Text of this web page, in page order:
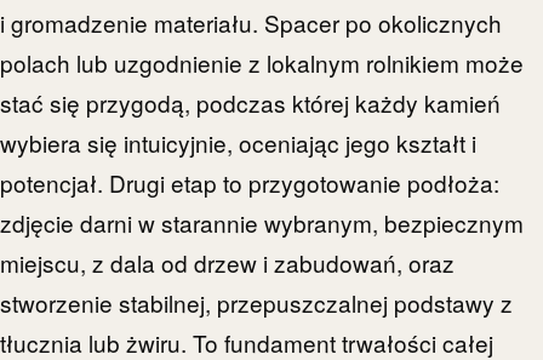
i gromadzenie materiału. Spacer po okolicznych
polach lub uzgodnienie z lokalnym rolnikiem może
stać się przygodą, podczas której każdy kamień
wybiera się intuicyjnie, oceniając jego kształt i
potencjał. Drugi etap to przygotowanie podłoża:
zdjęcie darni w starannie wybranym, bezpiecznym
miejscu, z dala od drzew i zabudowań, oraz
stworzenie stabilnej, przepuszczalnej podstawy z
tłucznia lub żwiru. To fundament trwałości całej